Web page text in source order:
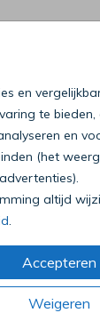
en
te
en
(het
altijd
Accepteren
Weigeren
zijn